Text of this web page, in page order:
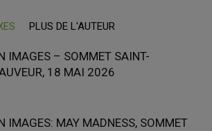
PLUS DE L'AUTEUR
IMAGES – SOMMET SAINT-
18 MAI 2026
IMAGES: MAY MADNESS, SOMMET